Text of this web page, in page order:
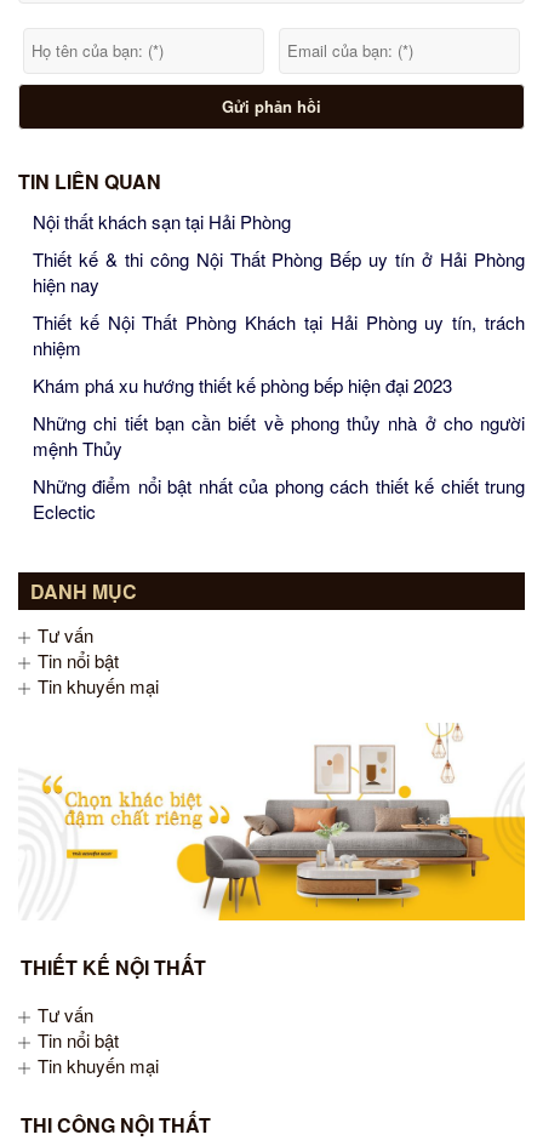
TIN LIÊN QUAN
Nội thất khách sạn tại Hải Phòng
Thiết kế & thi công Nội Thất Phòng Bếp uy tín ở Hải Phòng
hiện nay
Thiết kế Nội Thất Phòng Khách tại Hải Phòng uy tín, trách
nhiệm
Khám phá xu hướng thiết kế phòng bếp hiện đại 2023
Những chi tiết bạn cần biết về phong thủy nhà ở cho người
mệnh Thủy
Những điểm nổi bật nhất của phong cách thiết kế chiết trung
Eclectic
DANH MỤC
Tư vấn
Tin nổi bật
Tin khuyến mại
THIẾT KẾ NỘI THẤT
Tư vấn
Tin nổi bật
Tin khuyến mại
THI CÔNG NỘI THẤT